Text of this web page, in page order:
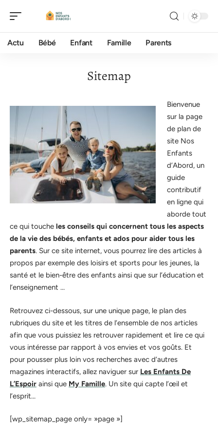
Actu Bébé Enfant Famille Parents
Sitemap
Bienvenue
sur la page
de plan de
site Nos
Enfants
d’Abord, un
guide
contributif
en ligne qui
aborde tout
ce qui touche les conseils qui concernent tous les aspects
de la vie des bébés, enfants et ados pour aider tous les
parents. Sur ce site internet, vous pourrez lire des articles à
propos par exemple des loisirs et sports pour les jeunes, la
santé et le bien-être des enfants ainsi que sur l’éducation et
l’enseignement …
Retrouvez ci-dessous, sur une unique page, le plan des
rubriques du site et les titres de l’ensemble de nos articles
afin que vous puissiez les retrouver rapidement et lire ce qui
vous intéresse par rapport à vos envies et vos goûts. Et
pour pousser plus loin vos recherches avec d’autres
magazines interactifs, allez naviguer sur Les Enfants De
L’Espoir ainsi que My Famille. Un site qui capte l’œil et
l’esprit…
[wp_sitemap_page only= »page »]